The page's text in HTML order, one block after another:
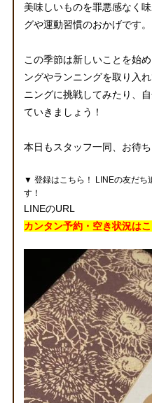
美味しいものを罪悪感なく
グや運動習慣のおかげです。
この季節は新しいことを始
ングやランニングを取り入
ニングに挑戦してみたり、
ていきましょう！
本日もスタッフ一同、お待ち
▼ 登録はこちら！ LINEの友だち
す！
LINEのURL
カンタン予約・空き状況は